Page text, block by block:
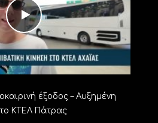
έξοδος – Αυξημένη
ΚΤΕΛ Πάτρας